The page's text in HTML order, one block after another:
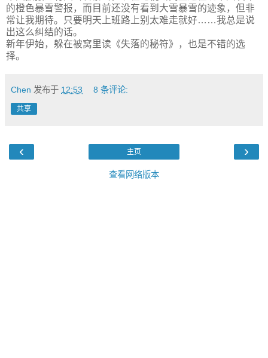
的橙色暴雪警报，而目前还没有看到大雪暴雪的迹象，但非
常让我期待。只要明天上班路上别太难走就好……我总是说
出这么纠结的话。
新年伊始，躲在被窝里读《失落的秘符》，也是不错的选
择。
Chen 发布于 12:53 8 条评论:
共享
‹ ›
主页
查看网络版本